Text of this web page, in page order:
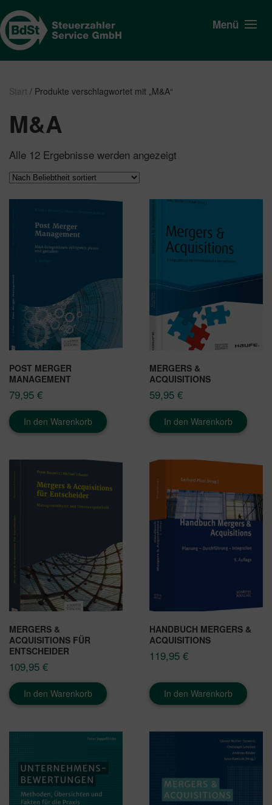
Menü
Start / Produkte verschlagwortet mit „M&A“
M&A
Alle 12 Ergebnisse werden angezeigt
POST MERGER
MANAGEMENT
79,95 €
In den Warenkorb
MERGERS &
ACQUISITIONS
59,95 €
In den Warenkorb
MERGERS &
ACQUISITIONS FÜR
ENTSCHEIDER
109,95 €
In den Warenkorb
HANDBUCH MERGERS &
ACQUISITIONS
119,95 €
In den Warenkorb